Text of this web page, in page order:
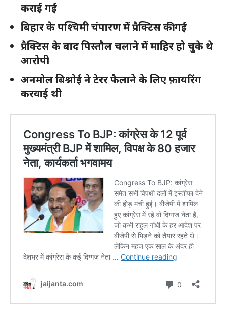
कराई गई
बिहार के पश्चिमी चंपारण में प्रैक्टिस की गई
प्रैक्टिस के बाद पिस्तौल चलाने में माहिर हो चुके थे
आरोपी
अनमोल बिश्नोई ने टेरर फैलाने के लिए फ़ायरिंग
करवाई थी